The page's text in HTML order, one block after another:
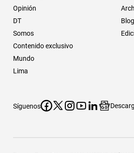
Opinión
DT
Somos
Contenido exclusivo
Mundo
Lima
Síguenos